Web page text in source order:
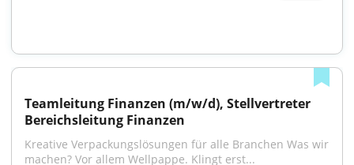
Teamleitung Finanzen (m/w/d), Stellvertreter
Bereichsleitung Finanzen
Kreative Verpackungslösungen für alle Branchen Was wir
machen? Vor allem Wellpappe. Klingt erst...